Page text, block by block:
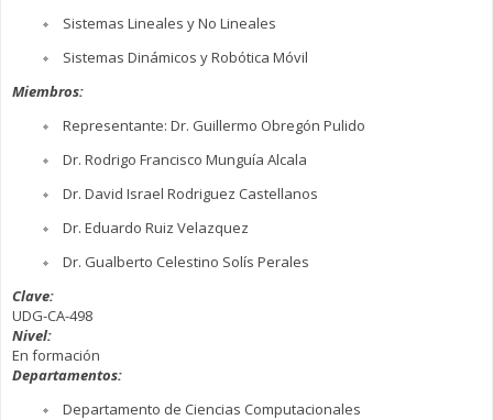
Sistemas Lineales y No Lineales
Sistemas Dinámicos y Robótica Móvil
Miembros:
Representante: Dr. Guillermo Obregón Pulido
Dr. Rodrigo Francisco Munguía Alcala
Dr. David Israel Rodriguez Castellanos
Dr. Eduardo Ruiz Velazquez
Dr. Gualberto Celestino Solís Perales
Clave:
UDG-CA-498
Nivel:
En formación
Departamentos:
Departamento de Ciencias Computacionales